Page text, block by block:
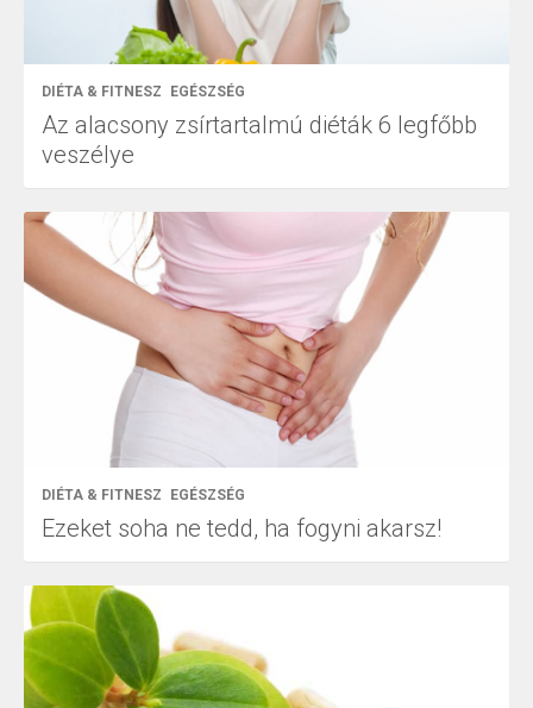
DIÉTA & FITNESZ EGÉSZSÉG
Az alacsony zsírtartalmú diéták 6 legfőbb
veszélye
DIÉTA & FITNESZ EGÉSZSÉG
Ezeket soha ne tedd, ha fogyni akarsz!